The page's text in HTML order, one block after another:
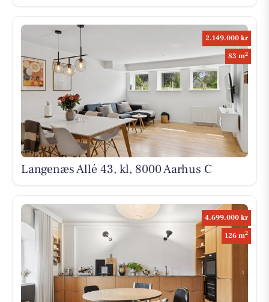
2.149.000 kr
83 m2
Langenæs Allé 43, kl, 8000 Aarhus C
4.699.000 kr
126 m2